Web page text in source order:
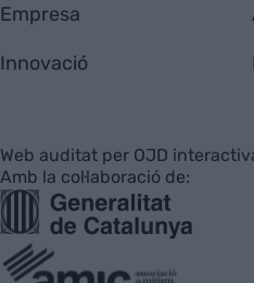
Empresa
Innovació
Web auditat per OJD
Amb la col·laboració de: